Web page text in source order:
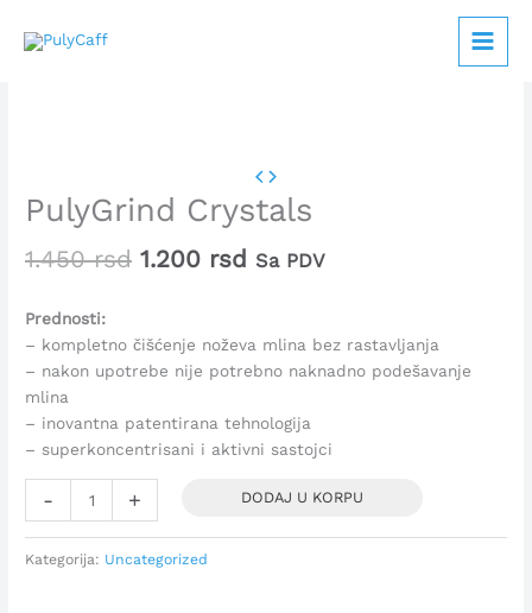
PulyGrind Crystals
1.450rsd
Originalna
cena
je
bila:
1.200 rsd
Trenutna
cena
je:
1.200 rsd.
Sa PDV
Prednosti:
– kompletno čišćenje noževa mlina bez rastavljanja
– nakon upotrebe nije potrebno naknadno podešavanje
mlina
– inovantna patentirana tehnologija
– superkoncentrisani i aktivni sastojci
-
Crystals
količina
+ DODAJ U KORPU
Kategorija: Uncategorized